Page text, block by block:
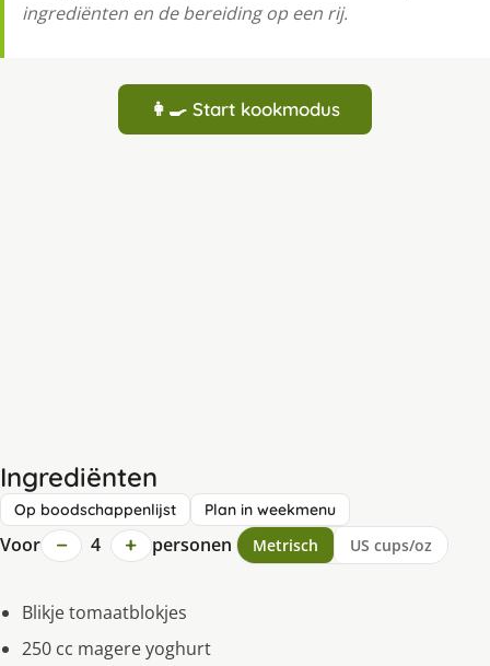
ingrediënten en de bereiding op een rij.
👩‍🍳 Start kookmodus
Ingrediënten
Op boodschappenlijst Plan in weekmenu
Voor − 4 + personen Metrisch US cups/oz
Blikje tomaatblokjes
250 cc magere yoghurt